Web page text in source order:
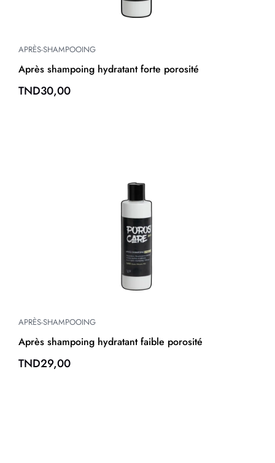
APRÈS-SHAMPOOING
Après shampoing hydratant forte porosité
TND30,00
APRÈS-SHAMPOOING
Après shampoing hydratant faible porosité
TND29,00